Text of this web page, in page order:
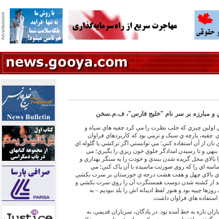
و مبارزه بر سر نام "خليج فارس"، ف.م.سخن
اولين چيزي که جلب نظرت را مي کرد چفيه هاي سياه و
چفيه، پارچه ي سبک و نرمي بود که کاربردهاي فراوان
از آن استفاده کني؛ مي توانستي اگر ترکشي يا گلوله اي
بنهي و تا رسيدن امدادگر جلوي خون ريزي را بگيري؛ مي
بالاي محل گزيده شدن ببندي و خودت را به سنگر بهداري و
اي را که روي صورتت ماسيده با آن پاک کني؛ مي
بالاي چهل و هفت هشت درجه ي خوزستان بر سرت بکشي
از کشته شدن دوست همسنگرت آن را روي سرت بکشي و
چپيه بود و هنوز لفظ اديبانه اش را بلد نبوديم – به
هاي فراوان داشت.
تازه به خط آمده بود. در پادگان، سربازان قديمي، به